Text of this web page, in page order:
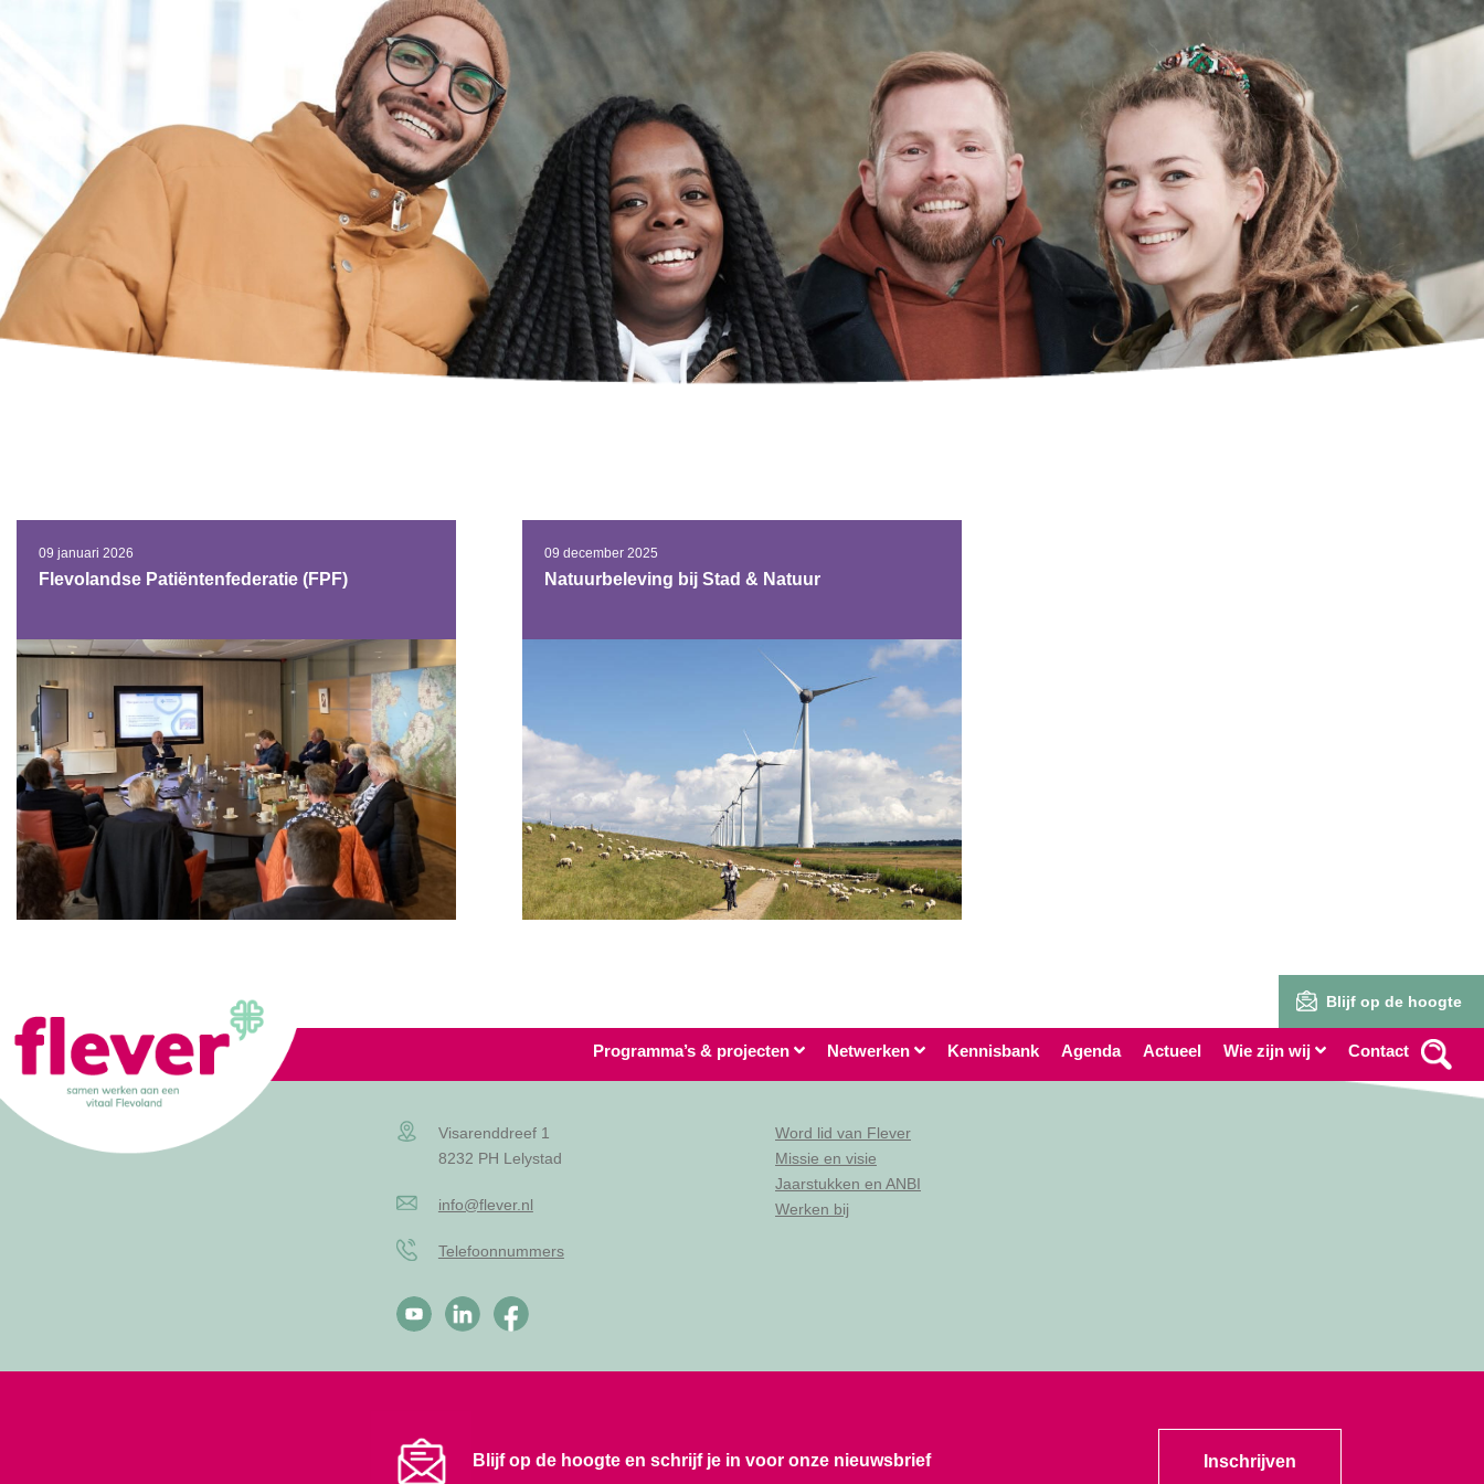
09 januari 2026
Flevolandse Patiëntenfederatie (FPF)
09 december 2025
Natuurbeleving bij Stad & Natuur
Blijf op de hoogte
Programma’s & projecten Netwerken Kennisbank Agenda Actueel Wie zijn wij Contact
Visarenddreef 1
8232 PH Lelystad
info@flever.nl
Telefoonnummers
Word lid van Flever
Missie en visie
Jaarstukken en ANBI
Werken bij
Blijf op de hoogte en schrijf je in voor onze nieuwsbrief Inschrijven